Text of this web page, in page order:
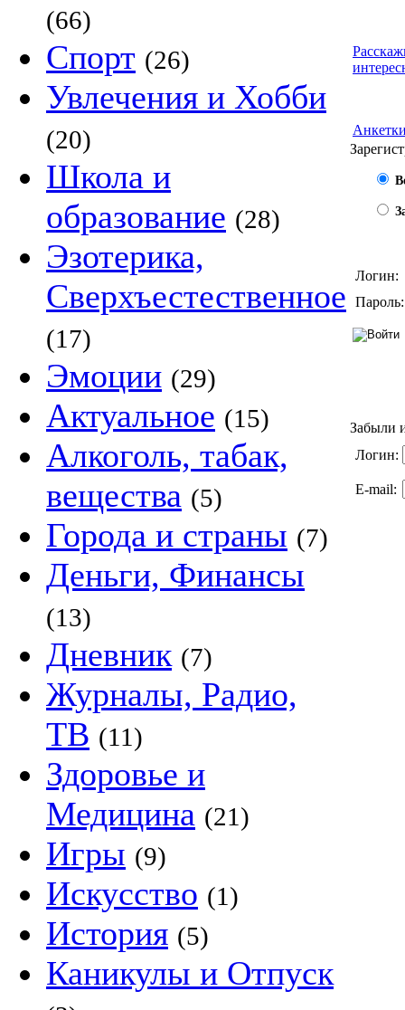
(66)
Спорт (26)
Увлечения и Хобби
(20)
Школа и
образование (28)
Эзотерика,
Сверхъестественное
(17)
Эмоции (29)
Актуальное (15)
Алкоголь, табак,
вещества (5)
Города и страны (7)
Деньги, Финансы
(13)
Дневник (7)
Журналы, Радио,
ТВ (11)
Здоровье и
Медицина (21)
Игры (9)
Искусство (1)
История (5)
Каникулы и Отпуск
Логин:
Пароль:
Забыли
Логин:
E-mail: